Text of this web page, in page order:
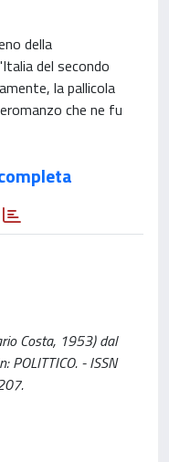
della
del secondo
la pallicola
che ne fu
Costa, 1953) dal
POLITTICO. - ISSN